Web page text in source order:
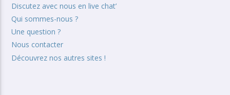
Discutez avec nous en live chat’
Qui sommes-nous ?
Une question ?
Nous contacter
Découvrez nos autres sites !